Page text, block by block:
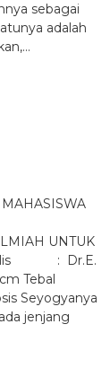
sebagai
adalah
UNTUK
: Dr.E.
23 cm Tebal
Seyogyanya
jenjang